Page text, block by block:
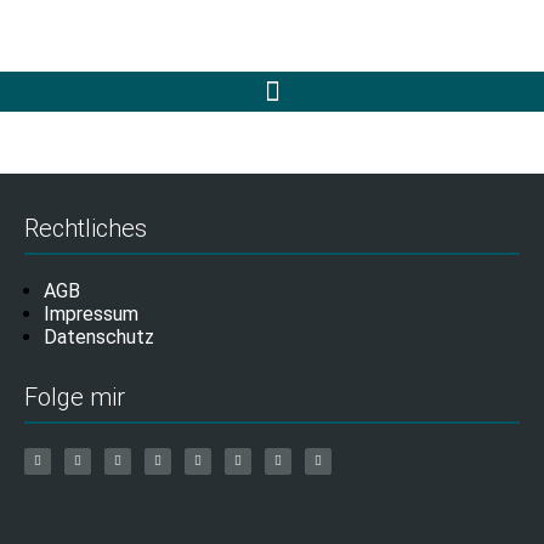
Rechtliches
AGB
Impressum
Datenschutz
Folge mir